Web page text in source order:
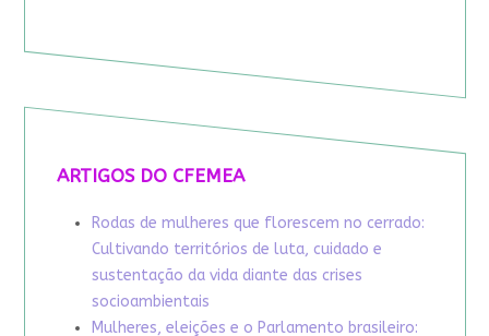
ARTIGOS DO CFEMEA
Rodas de mulheres que florescem no cerrado:
Cultivando territórios de luta, cuidado e
sustentação da vida diante das crises
socioambientais
Mulheres, eleições e o Parlamento brasileiro: